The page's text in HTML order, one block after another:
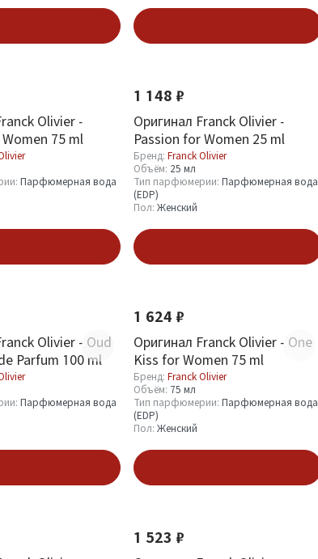
Olivier -
75 ml
Парфюмерная вода
1 148 ₽
Оригинал Franck Olivier -
Passion for Women 25 ml
Бренд: Franck Olivier
Объём: 25 мл
Тип парфюмерии: Парфюмерная вода
(EDP)
Пол: Женский
Olivier - Oud
Parfum 100 ml
Парфюмерная вода
1 624 ₽
Оригинал Franck Olivier - One
Kiss for Women 75 ml
Бренд: Franck Olivier
Объём: 75 мл
Тип парфюмерии: Парфюмерная вода
(EDP)
Пол: Женский
1 523 ₽